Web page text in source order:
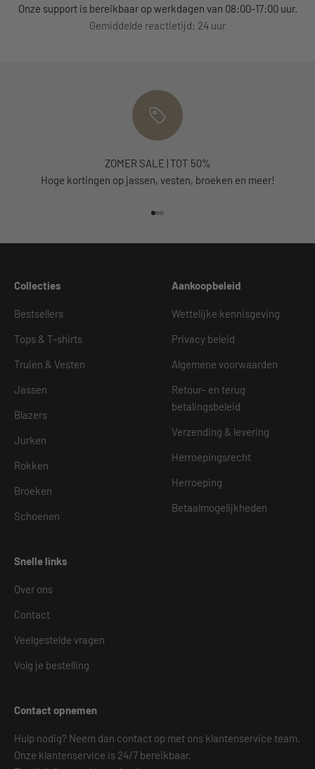
Onze support is bereikbaar op werkdagen van 08:00-17:00 uur.
Gemiddelde reactietijd: 24 uur
ZOMER SALE | TOT 50%
Hoge kortingen op jassen, vesten, broeken en meer!
Collecties
Bestsellers
Tops & T-shirts
Truien & Vesten
Jassen
Blazers
Jurken
Rokken
Broeken
Schoenen
Aankoopbeleid
Wettelijke kennisgeving
Privacy beleid
Algemene voorwaarden
Retour- en terug
betalingsbeleid
Verzending & levering
Herroepingsrecht
Herroeping
Betaalmogelijkheden
Snelle links
Over ons
Contact
Veelgestelde vragen
Volg je bestelling
Contact opnemen
Hulp nodig? Neem dan contact op met ons klantenservice team.
Onze klantenservice is 24/7 bereikbaar.